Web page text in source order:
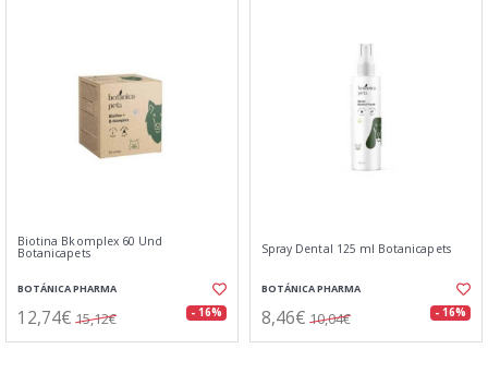
Biotina Bkomplex 60 Und
Botanicapets
BOTÁNICA PHARMA
12,74€ 15,12€ - 16%
Spray Dental 125 ml Botanicapets
BOTÁNICA PHARMA
8,46€ 10,04€ - 16%